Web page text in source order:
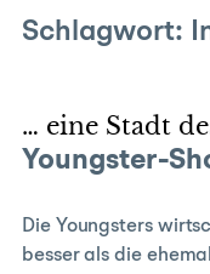
Schlagwort:
… eine Stadt
Youngster-
Die Youngsters
besser als die